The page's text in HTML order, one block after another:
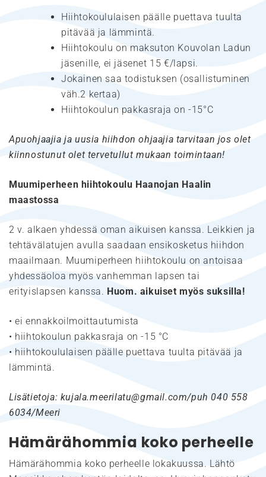
Hiihtokoululaisen päälle puettava tuulta
pitävää ja lämmintä.
Hiihtokoulu on maksuton Kouvolan Ladun
jäsenille, ei jäsenet 15 €/lapsi.
Jokainen saa todistuksen (osallistuminen
väh.2 kertaa)
Hiihtokoulun pakkasraja on -15°C
Apuohjaajia ja uusia hiihdon ohjaajia tarvitaan jos olet
kiinnostunut olet tervetullut mukaan toimintaan!
Muumiperheen hiihtokoulu Haanojan Haalin
maastossa
2 v. alkaen yhdessä oman aikuisen kanssa. Leikkien ja
tehtävälatujen avulla saadaan ensikosketus hiihdon
maailmaan. Muumiperheen hiihtokoulu on antoisaa
yhdessäoloa myös vanhemman lapsen tai
erityislapsen kanssa. Huom. aikuiset myös suksilla!
• ei ennakkoilmoittautumista
• hiihtokoulun pakkasraja on -15 °C
• hiihtokoululaisen päälle puettava tuulta pitävää ja
lämmintä.
Lisätietoja: kujala.meerilatu@gmail.com/puh 040 558
6034/Meeri
Hämärähommia koko perheelle
Hämärähommia koko perheelle lokakuussa. Lähtö